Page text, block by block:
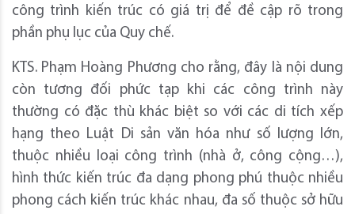
công trình kiến trúc có giá trị để đề cập rõ trong
phần phụ lục của Quy chế.
KTS. Phạm Hoàng Phương cho rằng, đây là nội dung
còn tương đối phức tạp khi các công trình này
thường có đặc thù khác biệt so với các di tích xếp
hạng theo Luật Di sản văn hóa như số lượng lớn,
thuộc nhiều loại công trình (nhà ở, công cộng…),
hình thức kiến trúc đa dạng phong phú thuộc nhiều
phong cách kiến trúc khác nhau, đa số thuộc sở hữu